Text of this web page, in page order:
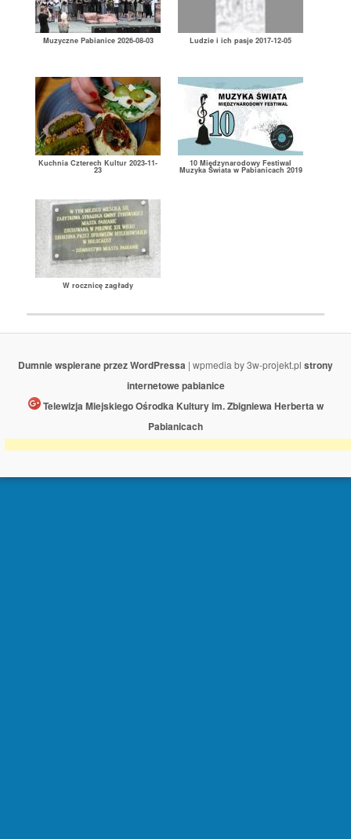
Muzyczne Pabianice 2026-08-03 Ludzie i ich pasje 2017-12-05
Kuchnia Czterech Kultur 2023-11-
23
10 Międzynarodowy Festiwal
Muzyka Świata w Pabianicach 2019
W rocznicę zagłady
Dumnie wspierane przez WordPressa | wpmedia by 3w-projekt.pl strony
internetowe pabianice
Telewizja Miejskiego Ośrodka Kultury im. Zbigniewa Herberta w
Pabianicach